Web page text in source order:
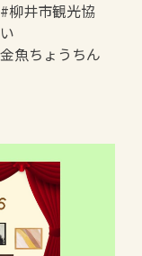
井市観光協
魚ちょうちん